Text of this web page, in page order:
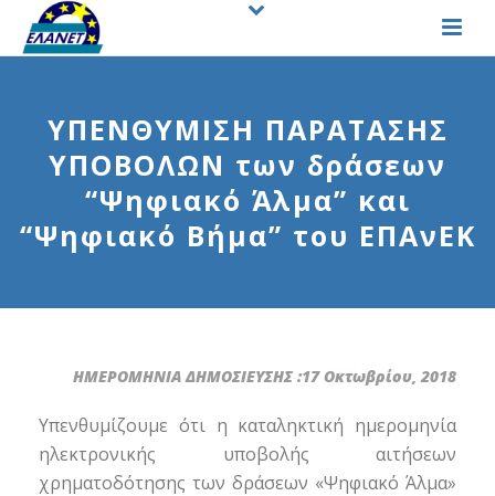
ΥΠΕΝΘΥΜΙΣΗ ΠΑΡΑΤΑΣΗΣ
ΥΠΟΒΟΛΩΝ των δράσεων
“Ψηφιακό Άλμα” και
“Ψηφιακό Βήμα” του ΕΠΑνΕΚ
ΗΜΕΡΟΜΗΝΙΑ ΔΗΜΟΣΙΕΥΣΗΣ :17 Οκτωβρίου, 2018
Υπενθυμίζουμε ότι η καταληκτική ημερομηνία
ηλεκτρονικής υποβολής αιτήσεων
χρηματοδότησης των δράσεων «Ψηφιακό Άλμα»